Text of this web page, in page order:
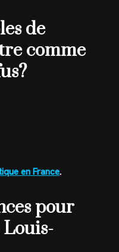
de
comme
en France.
pour